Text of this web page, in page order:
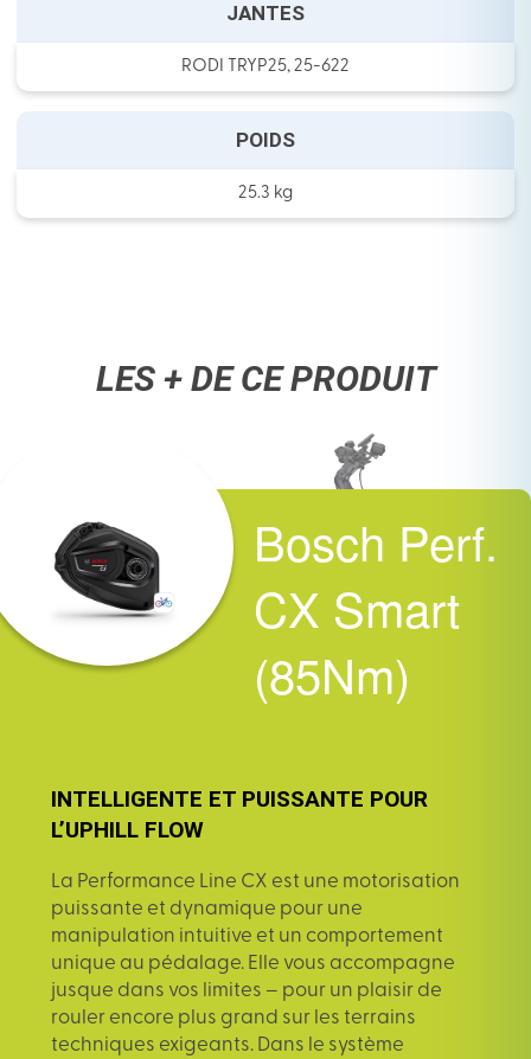
JANTES
RODI TRYP25, 25-622
POIDS
25.3 kg
LES + DE CE PRODUIT
Bosch Perf.
CX Smart
(85Nm)
INTELLIGENTE ET PUISSANTE POUR
L’UPHILL FLOW
La Performance Line CX est une motorisation
puissante et dynamique pour une
manipulation intuitive et un comportement
unique au pédalage. Elle vous accompagne
jusque dans vos limites – pour un plaisir de
rouler encore plus grand sur les terrains
techniques exigeants. Dans le système